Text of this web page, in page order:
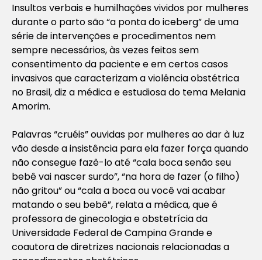
Insultos verbais e humilhações vividos por mulheres
durante o parto são “a ponta do iceberg” de uma
série de intervenções e procedimentos nem
sempre necessários, às vezes feitos sem
consentimento da paciente e em certos casos
invasivos que caracterizam a violência obstétrica
no Brasil, diz a médica e estudiosa do tema Melania
Amorim.
Palavras “cruéis” ouvidas por mulheres ao dar à luz
vão desde a insistência para ela fazer força quando
não consegue fazê-lo até “cala boca senão seu
bebê vai nascer surdo”, “na hora de fazer (o filho)
não gritou” ou “cala a boca ou você vai acabar
matando o seu bebê”, relata a médica, que é
professora de ginecologia e obstetrícia da
Universidade Federal de Campina Grande e
coautora de diretrizes nacionais relacionadas a